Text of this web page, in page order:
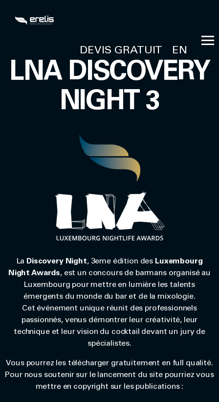
DEVIS GRATUIT EN
LNA DISCOVERY
NIGHT 3
La Discovery Night, 3eme édition des Luxembourg
Night Awards, est un concours de barmans organisé au
Luxembourg pour mettre en lumière les talents
émergents du monde du bar et de la mixologie.
Cet événement unique réunit des professionnels
passionnés, venus démontrer leur créativité, leur
technique et leur vision du cocktail devant un jury de
spécialistes.
Vous pourrez les télécharger gratuitement en full qualité.
Pour nous soutenir sur le lancement du site pourriez vous
mettre en copyright sur les publications :